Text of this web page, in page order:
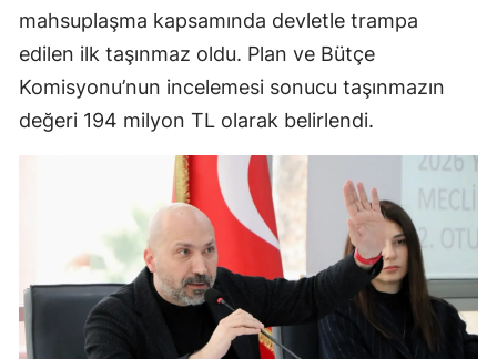
mahsuplaşma kapsamında devletle trampa
edilen ilk taşınmaz oldu. Plan ve Bütçe
Komisyonu’nun incelemesi sonucu taşınmazın
değeri 194 milyon TL olarak belirlendi.